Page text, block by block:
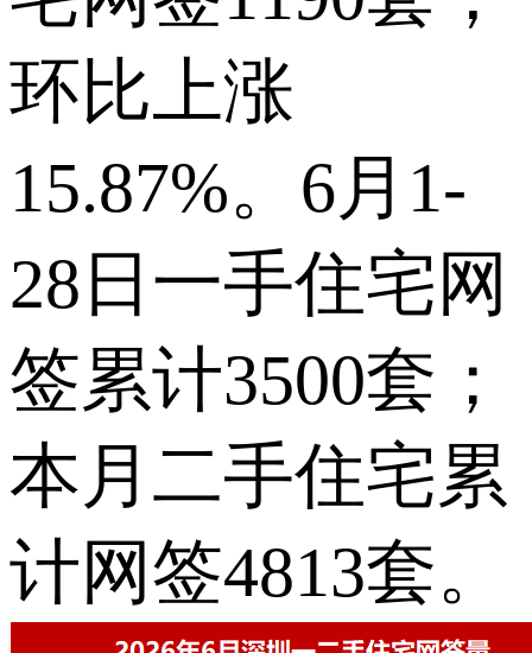
环比上涨
15.87%。6月1-
28日一手住宅网
签累计3500套；
本月二手住宅累
计网签4813套。